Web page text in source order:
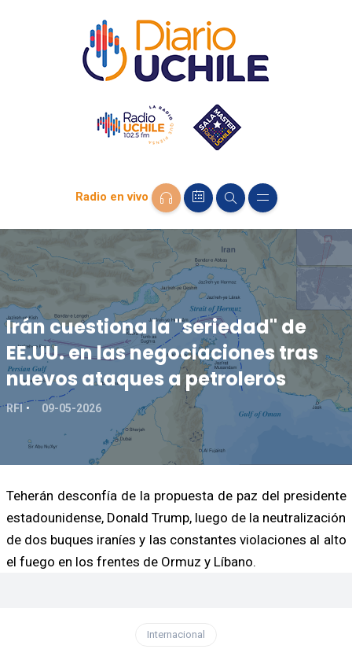
Radio en vivo
Irán cuestiona la "seriedad" de
EE.UU. en las negociaciones tras
nuevos ataques a petroleros
RFI 09-05-2026
Teherán desconfía de la propuesta de paz del presidente
estadounidense, Donald Trump, luego de la neutralización
de dos buques iraníes y las constantes violaciones al alto
el fuego en los frentes de Ormuz y Líbano.
Internacional